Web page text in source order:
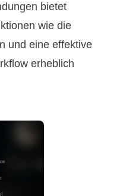
bietet
wie die
und eine effektive
erheblich